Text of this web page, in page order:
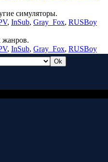
симуляторы.
, InSub, Gray_Fox, RUSBoy
жанров.
, InSub, Gray_Fox, RUSBoy